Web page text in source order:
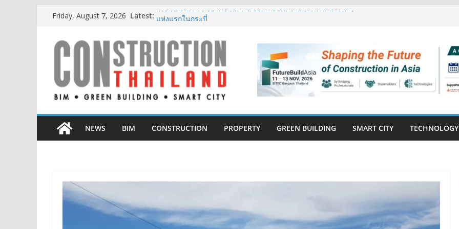
content
Friday, August 7, 2026 Latest: IHG Hotels & Resorts เปิดตัว ฮอลิเดย์ อินน์ เอ็กซ์เพรส อ่าวนาง
ตั้งแต่การออกแบบถึงการตรวจสอบอาคารไทย รับมือแผ่นดินไหว
TITLE เผยรายได้ครึ่งปีแรก’69 มากกว่า 2,000 ล้านบาท เติบโต
377% ชี้ดีมานด์ภูเก็ตยังแกร่ง
BCT Expo 2026 ชูแนวคิด “Empowering Net Zero in
Construction & Mining” ขับเคลื่อนอุตสาหกรรมก่อสร้างและ
เหมืองแร่สู่สังคมคาร์บอนต่ำอย่างยั่งยืน
สร้างการเติบโตอย่างยั่งยืน
NEWS
BIM CONSTRUCTION PROPERTY GREEN BUILDING SMART CITY TECHNOLOGY
THAILAND : VOL.33
(May-Jun 2026)